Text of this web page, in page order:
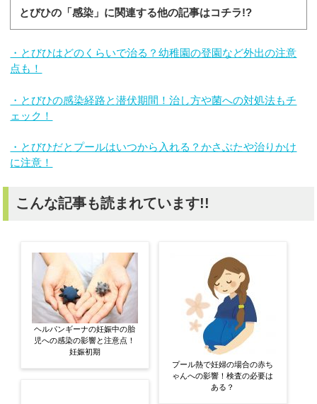
とびひの「感染」に関連する他の記事はコチラ!?
・とびひはどのくらいで治る？幼稚園の登園など外出の注意
点も！
・とびひの感染経路と潜伏期間！治し方や菌への対処法もチ
ェック！
・とびひだとプールはいつから入れる？かさぶたや治りかけ
に注意！
こんな記事も読まれています!!
ヘルパンギーナの妊娠中の胎
児への感染の影響と注意点！
妊娠初期
プール熱で妊婦の場合の赤ち
ゃんへの影響！検査の必要は
ある？